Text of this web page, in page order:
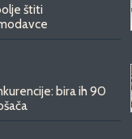
štiti
bira ih 90